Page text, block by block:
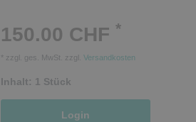
150.00 CHF *
* zzgl. ges. MwSt. zzgl. Versandkosten
Inhalt: 1 Stück
Login